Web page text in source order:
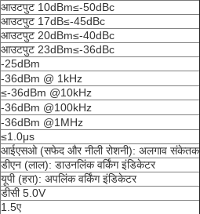
आउटपुट 10dBm≤-50dBc
आउटपुट 17dB≤-45dBc
आउटपुट 20dBm≤-40dBc
आउटपुट 23dBm≤-36dBc
-25dBm
-36dBm @ 1kHz
≤-36dBm @10kHz
-36dBm @100kHz
-36dBm @1MHz
≤1.0μs
आईएसओ (सफेद और नीली रोशनी): अलगाव संकेतक
डीएन (लाल): डाउनलिंक वर्किंग इंडिकेटर
यूपी (हरा): अपलिंक वर्किंग इंडिकेटर
डीसी 5.0V
1.5ए